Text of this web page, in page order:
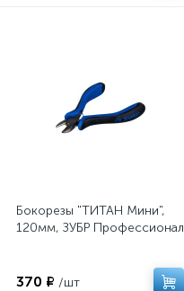
Бокорезы "ТИТАН Мини",
120мм, ЗУБР Профессионал
370 ₽ /шт